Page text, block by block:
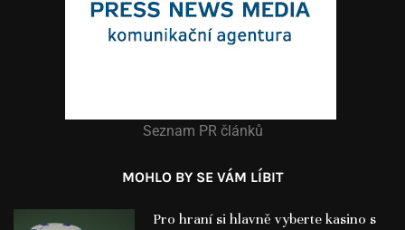
Seznam PR článků
MOHLO BY SE VÁM LÍBIT
Pro hraní si hlavně vyberte kasino s